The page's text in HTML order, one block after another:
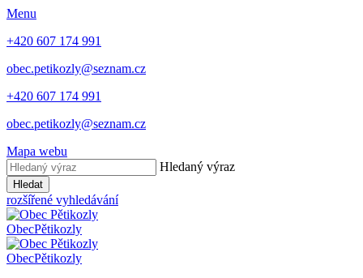
Menu
+420 607 174 991
obec.petikozly@seznam.cz
+420 607 174 991
obec.petikozly@seznam.cz
Mapa webu
Hledaný výraz
Hledat
rozšířené vyhledávání
ObecPětikozly
ObecPětikozly